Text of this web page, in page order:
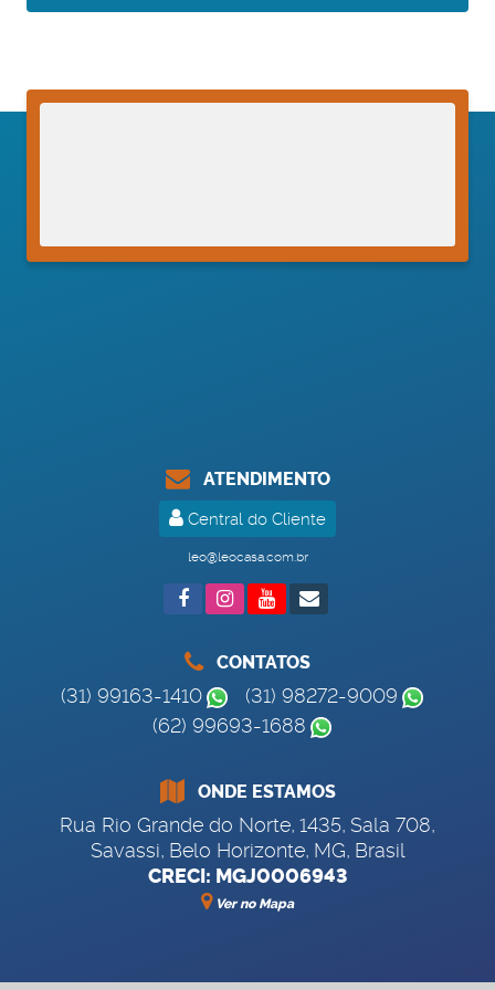
ATENDIMENTO
Central do Cliente
leo@leocasa.com.br
CONTATOS
(31) 99163-1410
(31) 98272-9009
(62) 99693-1688
ONDE ESTAMOS
Rua Rio Grande do Norte, 1435, Sala 708,
Savassi, Belo Horizonte, MG, Brasil
CRECI: MGJ0006943
Ver no Mapa